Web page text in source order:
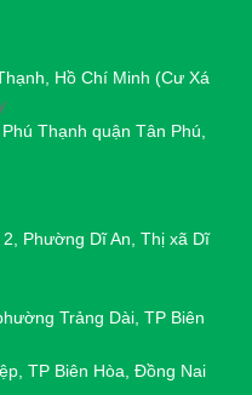
Hồ Chí Minh (Cư Xá
Thạnh quận Tân Phú,
Phường Dĩ An, Thị xã Dĩ
Trảng Dài, TP Biên
TP Biên Hòa, Đồng Nai